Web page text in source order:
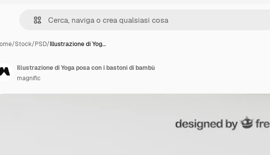
/Stock/PSD/Illustrazione di Yog…
Illustrazione di Yoga posa con i bastoni di bambù
magnific